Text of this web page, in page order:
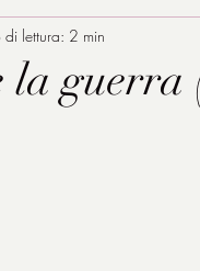
guerra
di lettura: 2 min